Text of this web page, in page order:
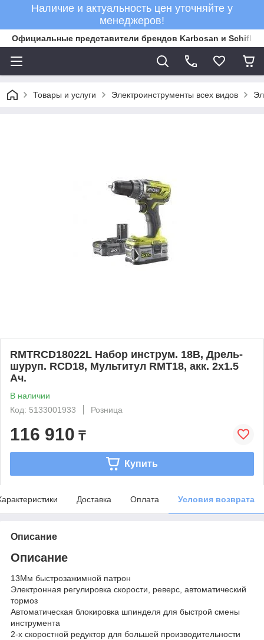
Наличие и актуальность цен уточняйте у
менеджеров!
Официальные представители брендов Karbosan и Schifler
Товары и услуги Электроинструменты всех видов
RMTRCD18022L Набор инструм. 18В, Дрель-
шуруп. RCD18, Мультитул RMT18, акк. 2x1.5
Aч.
В наличии
Код: 5133001933
Розница
116 910 ₸
Купить
Доставка Оплата Условия возврата
Описание
Описание
13Мм быстрозажимной патрон
Электронная регулировка скорости, реверс, автоматический
тормоз
Автоматическая блокировка шпинделя для быстрой смены
инструмента
2-х скоростной редуктор для большей производительности